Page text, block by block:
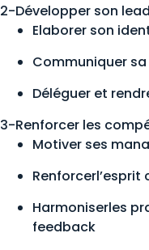
2-Développer son
Elaborer son
Communiquer
Déléguer et
3-Renforcer les
Motiver ses
Harmoniserles
feedback